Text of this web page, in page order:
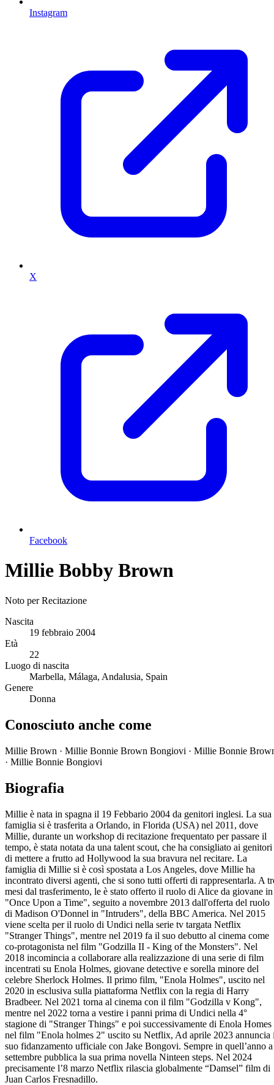
Instagram
X
Facebook
Millie Bobby Brown
Noto per Recitazione
Nascita
19 febbraio 2004
Età
22
Luogo di nascita
Marbella, Málaga, Andalusia, Spain
Genere
Donna
Conosciuto anche come
Millie Brown · Millie Bonnie Brown Bongiovi · Millie Bonnie
· Millie Bonnie Bongiovi
Biografia
Millie è nata in spagna il 19 Febbario 2004 da genitori inglesi. La sua
famiglia si è trasferita a Orlando, in Florida (USA) nel 2011, dove
Millie, durante un workshop di recitazione frequentato per passare il
tempo, è stata notata da una talent scout, che ha consigliato ai genitori
di mettere a frutto ad Hollywood la sua bravura nel recitare. La
famiglia di Millie si è così spostata a Los Angeles, dove Millie ha
incontrato diversi agenti, che si sono tutti offerti di rappresentarla. A
mesi dal trasferimento, le è stato offerto il ruolo di Alice da giovane in
"Once Upon a Time", seguito a novembre 2013 dall'offerta del ruolo
di Madison O'Donnel in "Intruders", della BBC America. Nel 2015
viene scelta per il ruolo di Undici nella serie tv targata Netflix
"Stranger Things", mentre nel 2019 fa il suo debutto al cinema come
co-protagonista nel film "Godzilla II - King of the Monsters". Nel
2018 incomincia a collaborare alla realizzazione di una serie di film
incentrati su Enola Holmes, giovane detective e sorella minore del
celebre Sherlock Holmes. Il primo film, "Enola Holmes", uscito nel
2020 in esclusiva sulla piattaforma Netflix con la regia di Harry
Bradbeer. Nel 2021 torna al cinema con il film "Godzilla v Kong",
mentre nel 2022 torna a vestire i panni prima di Undici nella 4°
stagione di "Stranger Things" e poi successivamente di Enola Homes
nel film "Enola holmes 2" uscito su Netflix, Ad aprile 2023 annuncia
suo fidanzamento ufficiale con Jake Bongovi. Sempre in quell’anno a
settembre pubblica la sua prima novella Ninteen steps. Nel 2024
precisamente l’8 marzo Netflix rilascia globalmente “Damsel” film di
Juan Carlos Fresnadillo.